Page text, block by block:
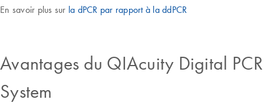
En savoir plus sur la dPCR par rapport à la ddPCR
Avantages du QIAcuity Digital PCR
System